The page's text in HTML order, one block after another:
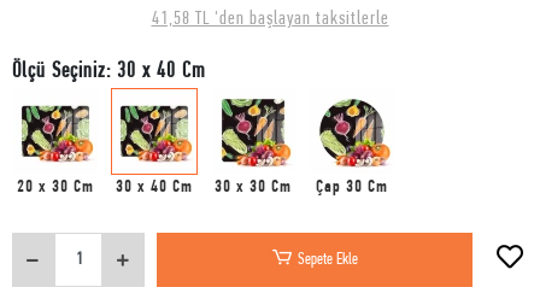
41,58 TL 'den başlayan taksitlerle
Ölçü Seçiniz: 30 x 40 Cm
20 x 30 Cm 30 x 40 Cm 30 x 30 Cm Çap 30 Cm
Sepete Ekle